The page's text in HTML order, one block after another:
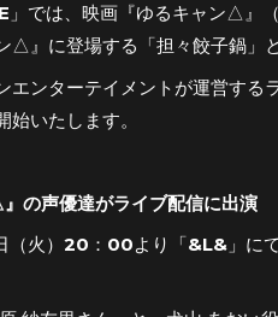
」では、映画『ゆるキャン△』
△』に登場する「担々餃子鍋」
エンターテイメントが運営す
始いたします。
の声優達がライブ配信に出演
火）20：00より「&L&」に